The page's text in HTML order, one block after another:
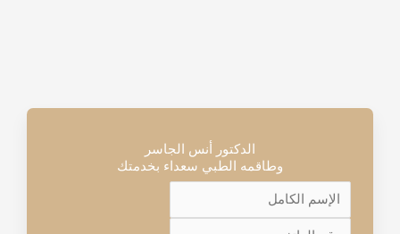
الدكتور أنس الجاسر
وطاقمه الطبي سعداء بخدمتك